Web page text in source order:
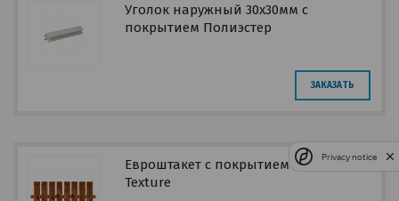
Уголок наружный 30х30мм с
покрытием Полиэстер
ЗАКАЗАТЬ
Евроштакет с покрытием Ecosteel
Texture
Privacy notice